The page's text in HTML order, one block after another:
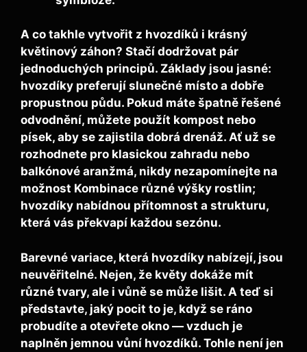
A co takhle vytvořit z hvozdíků i krásný
květinový záhon? Stačí dodržovat pár
jednoduchých principů. Základy jsou jasné:
hvozdíky preferují slunečné místo a dobře
propustnou půdu. Pokud máte špatně řešené
odvodnění, můžete použít kompost nebo
písek, aby se zajistila dobrá drenáž. Ať už se
rozhodnete pro klasickou zahradu nebo
balkónové aranžmá, nikdy nezapomínejte na
možnost Kombinace různé výšky rostlin;
hvozdíky nabídnou přítomnost a strukturu,
která vás překvapí každou sezónu.
Barevné variace, která hvozdíky nabízejí, jsou
neuvěřitelné. Nejen, že květy dokáže mít
různé tvary, ale i vůně se může lišit. A teď si
představte, jaký pocit to je, když se ráno
probudíte a otevřete okno — vzduch je
naplněn jemnou vůní hvozdíků. Tohle není jen